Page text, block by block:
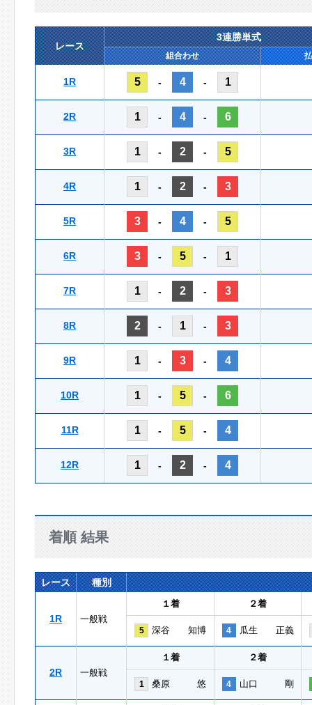
レース
3連勝単式
組合わせ
1R 5 - 4 - 1
2R 1 - 4 - 6
3R 1 - 2 - 5
4R 1 - 2 - 3
5R 3 - 4 - 5
6R 3 - 5 - 1
7R 1 - 2 - 3
8R 2 - 1 - 3
9R 1 - 3 - 4
10R 1 - 5 - 6
11R 1 - 5 - 4
12R 1 - 2 - 4
着順 結果
レース 種別
1R 一般戦
１着 ２着
5 深谷 知博 4 瓜生 正義
2R 一般戦
１着 ２着
1 桑原 悠 4 山口 剛